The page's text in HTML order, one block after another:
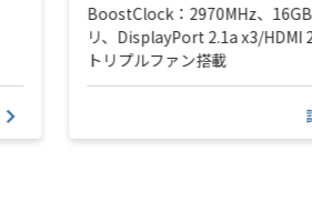
BoostClock：2970MHz、
リ、DisplayPort 2.1a x3/HDMI
トリプルファン搭載